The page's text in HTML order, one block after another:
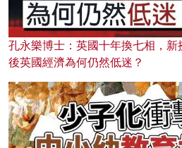
孔永樂博士：英國十年換七相，
後英國經濟為何仍然低迷？